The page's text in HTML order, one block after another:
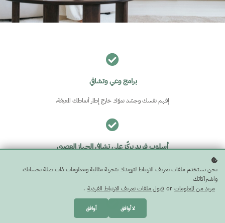
برامج وعي وتشافي
إفهم نفسك وجسّد نموّك خارج إطار أنماطك المعيقة.
أسلوب فريد يركّز على تشافي الجهاز العصبي
عزّز الشعور بالأمان بداخلك وكوّن البيئة اللازمة لشفاء جهازك العصبي والخروج
من صراع النجاة.
نحن نستخدم ملفات تعريف الارتباط لتزويدك بتجربة مثالية ومعلومات ذات صلة بحسابك
واشتراكاتك
مزيد من المعلومات or قبول ملفات تعريف الارتباط الفردية .
لا أوافق أوافق